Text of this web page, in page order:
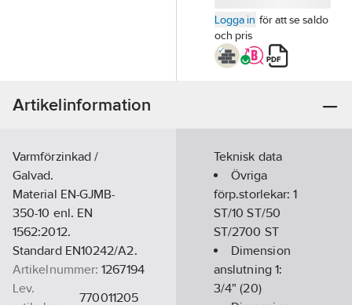
Logga in för att se saldo
och pris
Artikelinformation
Varmförzinkad /
Galvad.
Material EN-GJMB-
350-10 enl. EN
1562:2012.
Standard EN10242/A2.
Artikelnummer: 1267194
Lev.
770011205
Teknisk data
Övriga
förp.storlekar:1
ST/10 ST/50
ST/2700 ST
Dimension
anslutning 1:
3/4" (20)